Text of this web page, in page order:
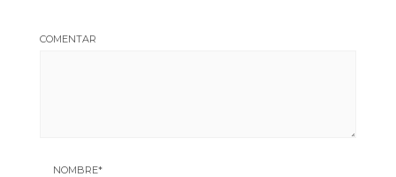
COMENTAR
NOMBRE*